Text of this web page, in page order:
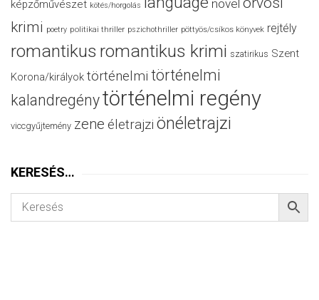
képzőművészet kötés/horgolás novel
krimi poetry politikai thriller pszichothriller pöttyös/csíkos könyvek rejtély
romantikus romantikus krimi szatirikus Szent
Korona/királyok történelmi történelmi
kalandregénytörténelmi regény
viccgyűjtemény zene életrajzi önéletrajzi
KERESÉS…